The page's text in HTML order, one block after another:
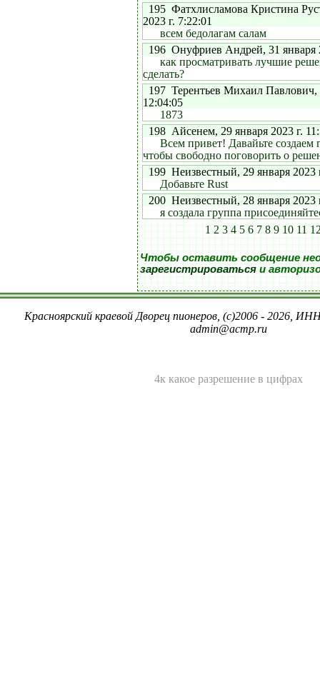
195 Фатхлисламова Кристина
2023 г. 7:22:01
всем бедолагам салам
196 Онуфриев Андрей, 31 января
как просматривать лучшие
сделать?
197 Терентьев Михаил Павлович,
12:04:05
1873
198 Айсенем, 29 января 2023 г.
Всем привет! Давайьте создаем
чтобы свободно поговорить о
199 Неизвестный, 29 января 2023
Добавьте Rust
200 Неизвестный, 28 января 2023
я создала группа
1 2 3 4 5 6 7 8 9 10 11
Чтобы оставить сообщение
зарегистрироватьсяи
Красноярский краевой Дворец пионеров, (c)2006 - 2026,
admin@acmp.ru
4к какое разрешение в цифрах